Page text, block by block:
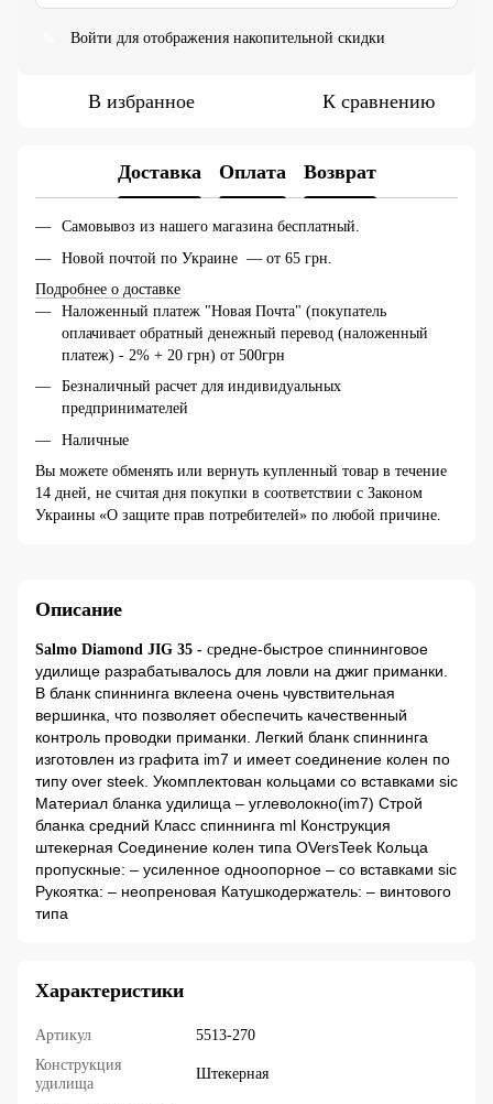
Войти для отображения накопительной скидки
В избранное К сравнению
Доставка Оплата Возврат
Самовывоз из нашего магазина бесплатный.
Новой почтой по Украине — от 65 грн.
Подробнее о доставке
Наложенный платеж "Новая Почта" (покупатель
оплачивает обратный денежный перевод (наложенный
платеж) - 2% + 20 грн) от 500грн
Безналичный расчет для индивидуальных
предпринимателей
Наличные
Вы можете обменять или вернуть купленный товар в течение
14 дней, не считая дня покупки в соответствии с Законом
Украины «О защите прав потребителей» по любой причине.
Описание
Salmo Diamond JIG 35 - средне-быстрое спиннинговое
удилище разрабатывалось для ловли на джиг приманки.
В бланк спиннинга вклеена очень чувствительная
вершинка, что позволяет обеспечить качественный
контроль проводки приманки. Легкий бланк спиннинга
изготовлен из графита im7 и имеет соединение колен по
типу over steek. Укомплектован кольцами со вставками sic
Материал бланка удилища – углеволокно(im7) Строй
бланка средний Класс спиннинга ml Конструкция
штекерная Соединение колен типа OVersTeek Кольца
пропускные: – усиленное одноопорное – со вставками sic
Рукоятка: – неопреновая Катушкодержатель: – винтового
типа
Характеристики
Артикул
5513-270
Конструкция
удилища
Штекерная